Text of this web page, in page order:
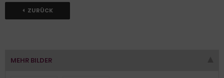
ZURÜCK
MEHR BILDER